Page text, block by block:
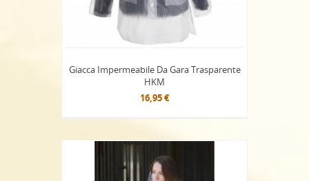
Giacca Impermeabile Da Gara Trasparente
HKM
16,95 €